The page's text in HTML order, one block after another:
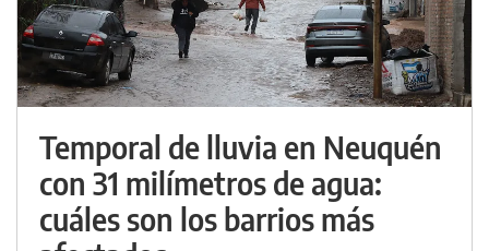
Temporal de lluvia en Neuquén
con 31 milímetros de agua:
cuáles son los barrios más